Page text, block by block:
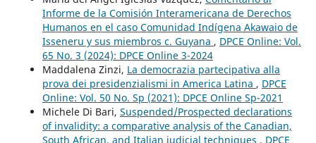
Informe de la Comisión Interamericana de Derechos
Humanos en el caso Comunidad Indígena Akawaio de
Isseneru y sus miembros c. Guyana , DPCE Online: Vol.
65 No. 3 (2024): DPCE Online 3-2024
Maddalena Zinzi, La democrazia partecipativa alla
prova dei presidenzialismi in America Latina , DPCE
Online: Vol. 50 No. Sp (2021): DPCE Online Sp-2021
Michele Di Bari, Suspended/Prospected declarations
of invalidity: a comparative analysis of the Canadian,
South African, and Italian judicial techniques , DPCE